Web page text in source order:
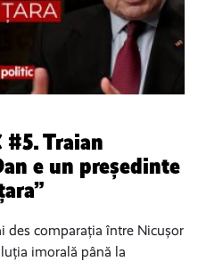
#5. Traian
e un președinte
comparația între Nicușor
imorală până la